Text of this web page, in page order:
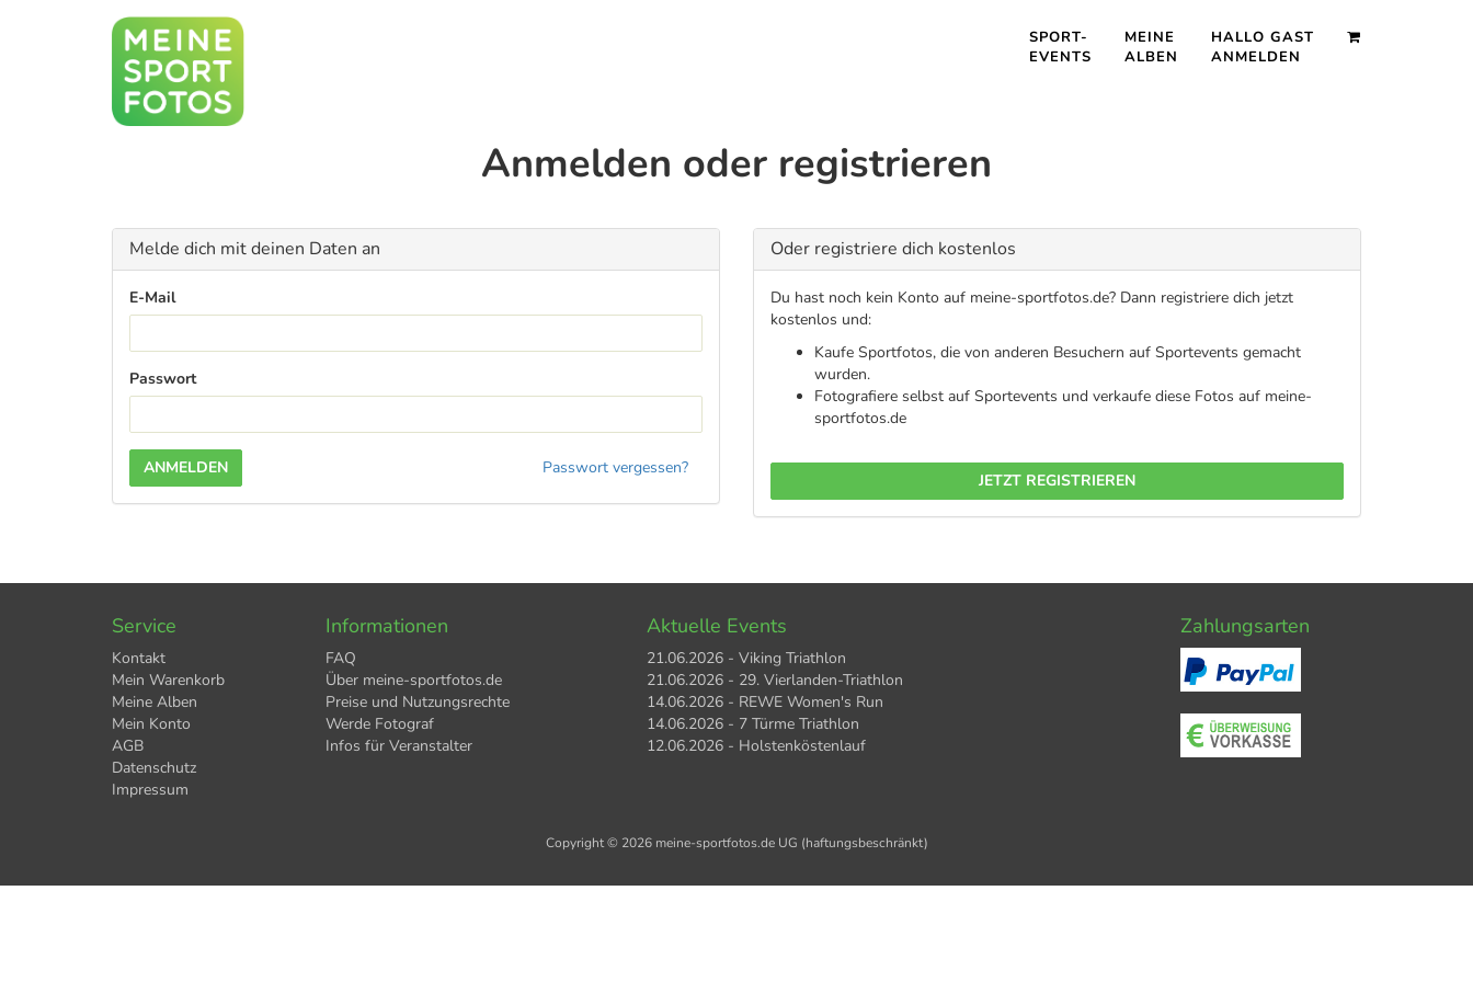
SPORT-
EVENTS
MEINE
ALBEN
HALLO GAST
ANMELDEN
Anmelden oder registrieren
Melde dich mit deinen Daten an
E-Mail
Passwort
Passwort vergessen?
Oder registriere dich kostenlos
Du hast noch kein Konto auf meine-sportfotos.de? Dann registriere dich jetzt
kostenlos und:
Kaufe Sportfotos, die von anderen Besuchern auf Sportevents gemacht
wurden.
Fotografiere selbst auf Sportevents und verkaufe diese Fotos auf meine-
sportfotos.de
JETZT REGISTRIEREN
Service
Kontakt
Mein Warenkorb
Meine Alben
Mein Konto
AGB
Datenschutz
Impressum
Informationen
FAQ
Über meine-sportfotos.de
Preise und Nutzungsrechte
Werde Fotograf
Infos für Veranstalter
Aktuelle Events
21.06.2026 - Viking Triathlon
21.06.2026 - 29. Vierlanden-Triathlon
14.06.2026 - REWE Women's Run
14.06.2026 - 7 Türme Triathlon
12.06.2026 - Holstenköstenlauf
Zahlungsarten
Copyright © 2026 meine-sportfotos.de UG (haftungsbeschränkt)